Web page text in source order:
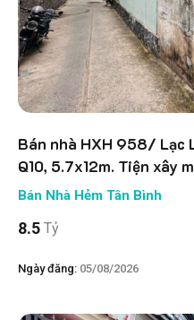
Bán nhà HXH 958/ Lạc
Q10, 5.7x12m. Tiện xây
Bán Nhà Hẻm Tân Bình
8.5 Tỷ
Ngày đăng: 05/08/2026